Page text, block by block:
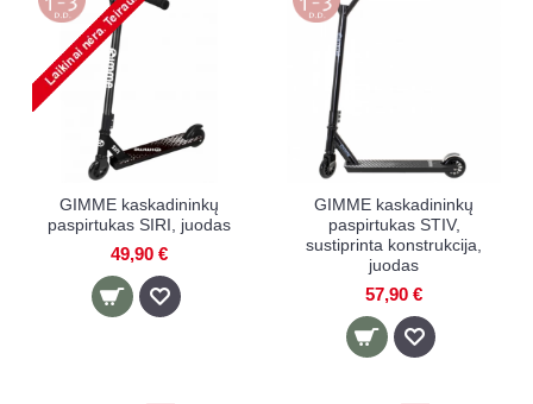
GIMME kaskadininkų
paspirtukas SIRI, juodas
49,90 €
GIMME kaskadininkų
paspirtukas STIV,
sustiprinta konstrukcija,
juodas
57,90 €